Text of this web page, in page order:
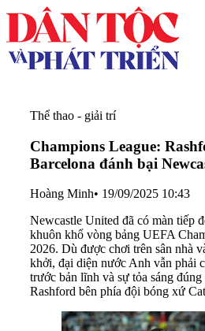
Thể thao - giải trí
Champions League:
Barcelona đánh bại
Hoàng Minh• 19/09/2025 10:43
Newcastle United đã có màn tiếp
khuôn khổ vòng bảng UEFA
2026. Dù được chơi trên sân nhà
khởi, đại diện nước Anh vẫn phải
trước bản lĩnh và sự tỏa sáng
Rashford bên phía đội bóng xứ